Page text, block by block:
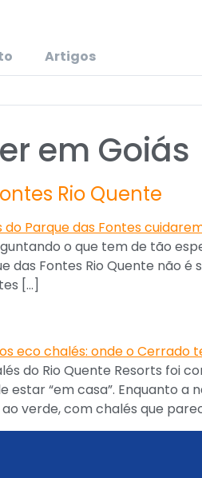
Artigos
em Goiás
Rio Quente
o que tem de tão
das Fontes Rio Quente não
[…]
do Rio Quente Resorts foi
estar “em casa”. Enquanto
verde, com chalés que